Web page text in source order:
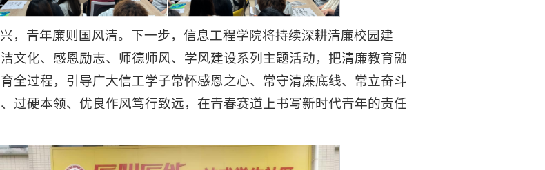
，青年廉则国风清。下一步，信息工程学院将持续深耕清廉校园建
文化、感恩励志、师德师风、学风建设系列主题活动，把清廉教育融
全过程，引导广大信工学子常怀感恩之心、常守清廉底线、常立奋斗
过硬本领、优良作风笃行致远，在青春赛道上书写新时代青年的责任